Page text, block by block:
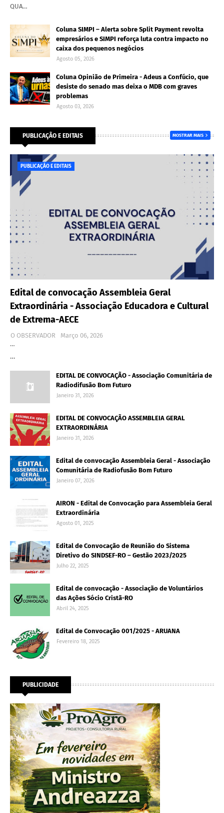
QUA…
Coluna SIMPI – Alerta sobre Split Payment revolta
empresários e SIMPI reforça luta contra impacto no
caixa dos pequenos negócios
Agosto 05, 2026
Coluna Opinião de Primeira - Adeus a Confúcio, que
desiste do senado mas deixa o MDB com graves
problemas
Agosto 03, 2026
PUBLICAÇÃO E EDITAIS MOSTRAR MAIS
PUBLICAÇÃO E EDITAIS
Edital de convocação Assembleia Geral
Extraordinária - Associação Educadora e Cultural
de Extrema-AECE
O OBSERVADOR
Março 06, 2026
…
…
EDITAL DE CONVOCAÇÃO - Associação Comunitária de
Radiodifusão Bom Futuro
Janeiro 31, 2026
EDITAL DE CONVOCAÇÃO ASSEMBLEIA GERAL
EXTRAORDINÁRIA
Janeiro 31, 2026
Edital de convocação Assembleia Geral - Associação
Comunitária de Radiofusão Bom Futuro
Janeiro 07, 2026
AIRON - Edital de Convocação para Assembleia Geral
Extraordinária
Agosto 01, 2025
Edital de Convocação de Reunião do Sistema
Diretivo do SINDSEF-RO – Gestão 2023/2025
Julho 22, 2025
Edital de convocação - Associação de Voluntários
das Ações Sócio Cristã-RO
Abril 24, 2025
Edital de Convocação 001/2025 - ARUANA
Fevereiro 18, 2025
PUBLICIDADE